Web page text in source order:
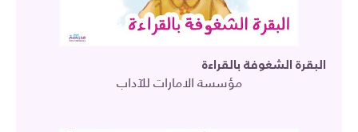
البقرة الشغوفة بالقراءة
مؤسسة الامارات للآداب